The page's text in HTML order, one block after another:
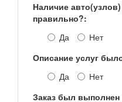
Наличие
правильно?:
Да
Нет
Описание услуг
Да
Нет
Заказ был